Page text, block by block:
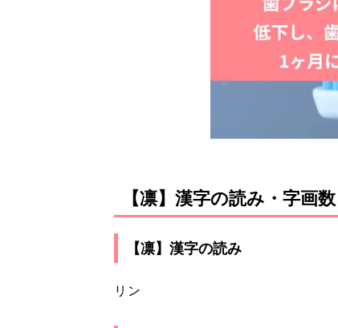
【凛】漢字の読み・字画
【凛】漢字の読み
リン